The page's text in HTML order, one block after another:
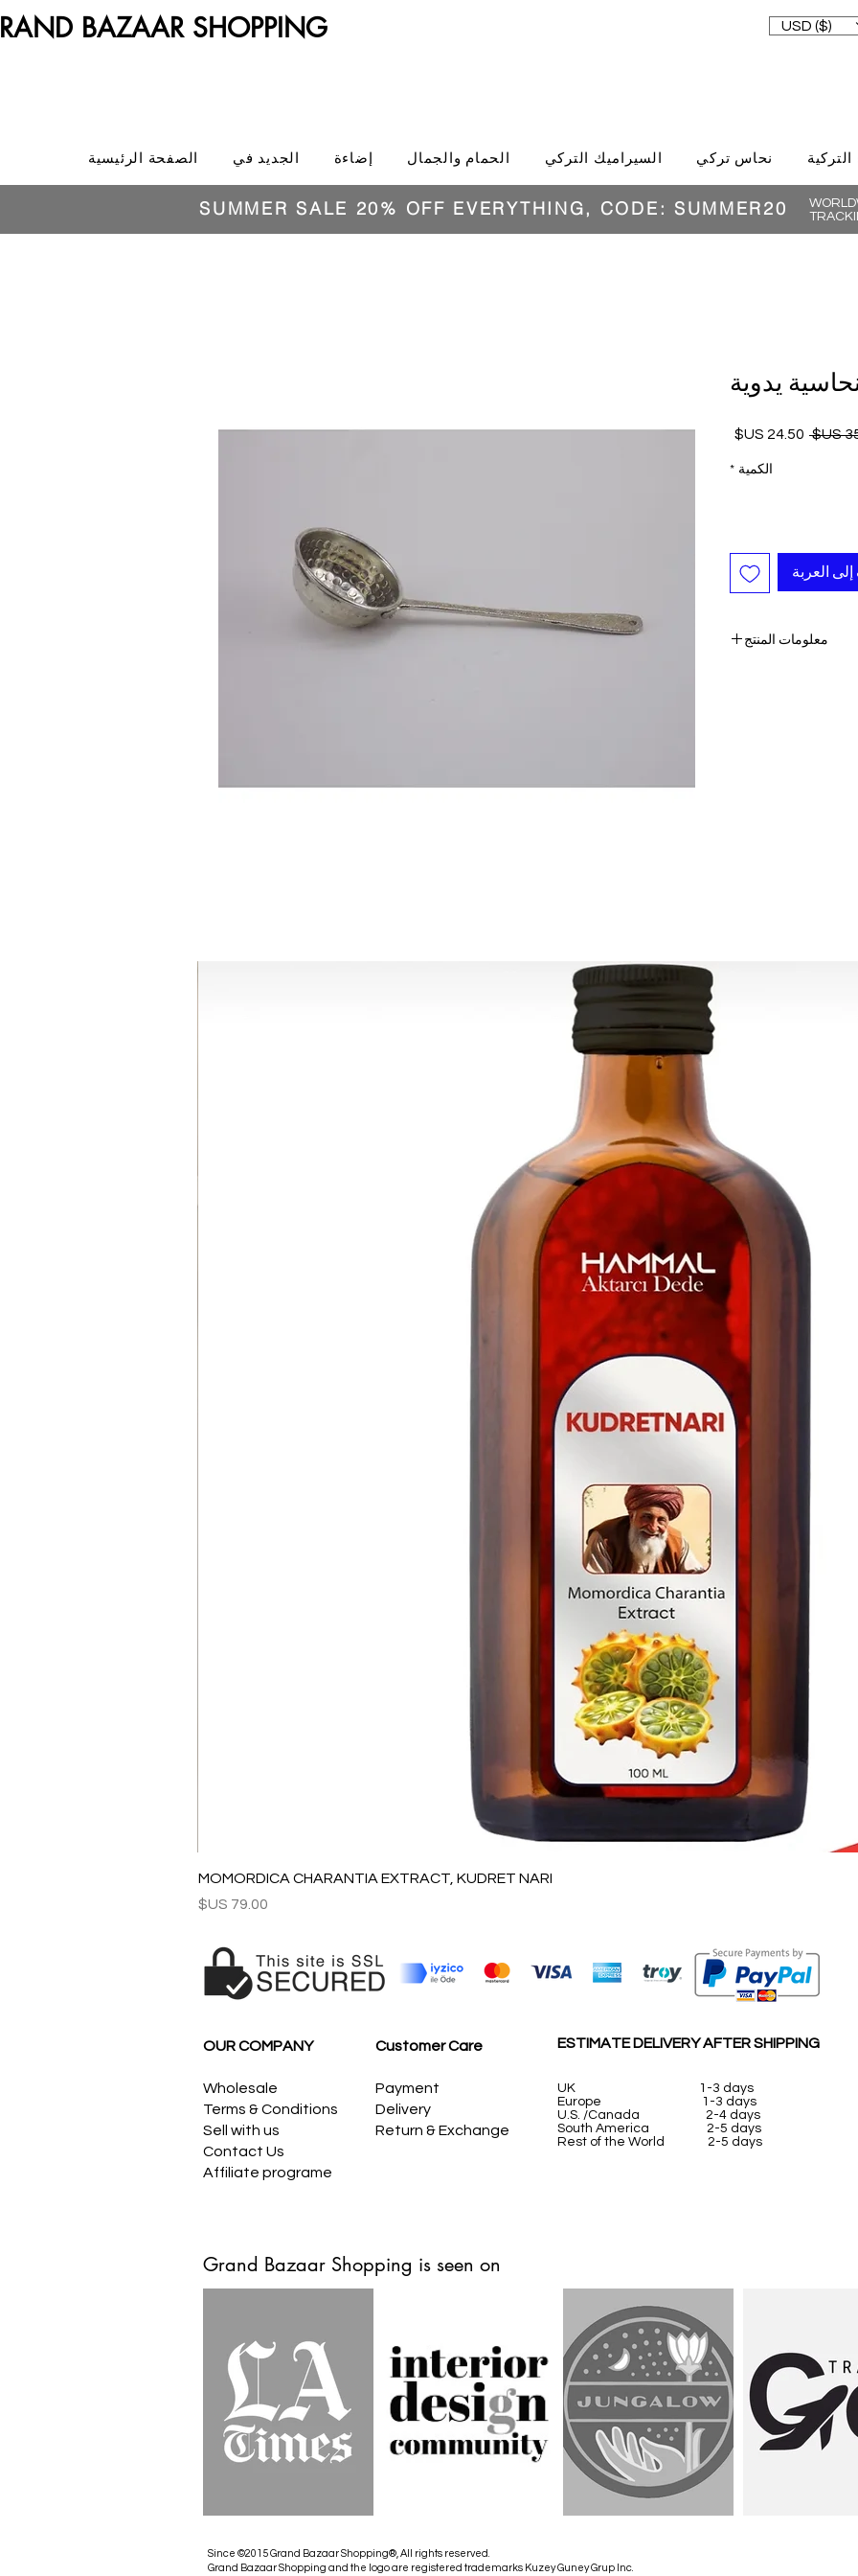
BAZAAR SHOPPING USD ($)
الصفحة الرئيسية الجديد في إضاءة الحمام والجمال السيراميك التركي نحاس تركي التركية
SUMMER SALE 20% OFF EVERYTHING, CODE: SUMMER20
يدوية
سعر
سعر
الكمية *
العربة
معلومات المنتج
- كندا: 2-5 أيام
MOMORDICA CHARANTIA EXTRACT, KUDRET NARI
السعر
OUR COMPANY
Wholesale
Terms & Conditions
Sell with us
Contact Us
Affiliate programe
Customer Care
Payment
Delivery
Return & Exchange
ESTIMATE DELIVERY AFTER SHIPPING
UK
1-3 days
Europe 1-3 days
U.S. /Canada 2-4 days
South America 2-5 days
Rest of the World 2-5 days
Grand Bazaar Shopping is seen on
Since ©2015 Grand Bazaar Shopping®, All rights reserved.
Grand Bazaar Shopping and the logo are registered trademarks Kuzey Guney Grup Inc.